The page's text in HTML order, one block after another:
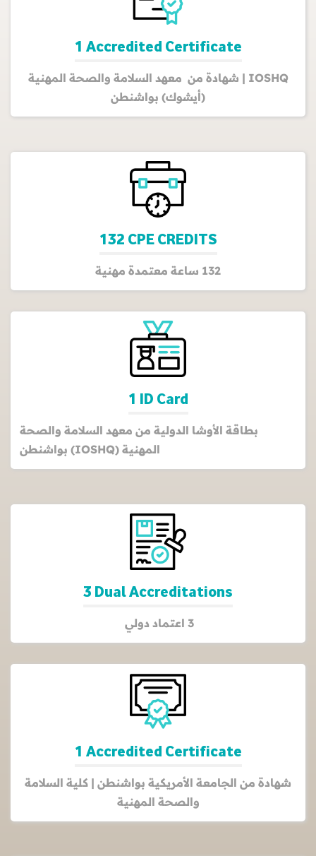
1 Accredited Certificate
IOSHQ | شهادة من معهد السلامة والصحة المهنية
(أيشوك) بواشنطن
132 CPE CREDITS
132 ساعة معتمدة مهنية
1 ID Card
بطاقة الأوشا الدولية من معهد السلامة والصحة
المهنية (IOSHQ) بواشنطن
3 Dual Accreditations
3 اعتماد دولي
1 Accredited Certificate
شهادة من الجامعة الأمريكية بواشنطن | كلية السلامة
والصحة المهنية